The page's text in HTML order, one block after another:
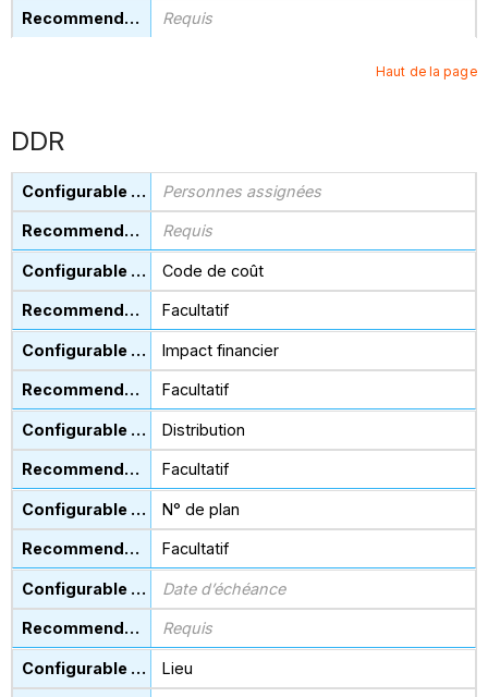
Requis
Haut de la page
DDR
Personnes assignées
Requis
Code de coût
Facultatif
Impact financier
Facultatif
Distribution
Facultatif
N° de plan
Facultatif
Date d’échéance
Requis
Lieu